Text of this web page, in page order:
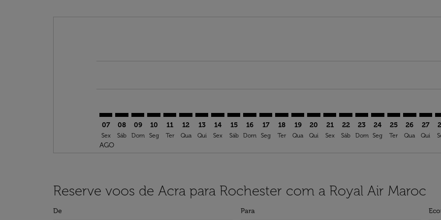
07
Sex
AGO
08
Sáb
09
Dom
10
Seg
11
Ter
12
Qua
13
Qui
14
Sex
15
Sáb
16
Dom
17
Seg
18
Ter
19
Qua
20
Qui
ACC–ROC: cmp-view-offers-
21
Sex
ACC–ROC: cmp-view-
22
Sáb
ACC–ROC: cmp-view-
23
Dom
ACC–ROC: cmp-
24
Seg
ACC–ROC:
25
Ter
26
Qua
27
Qui
Reserve voos de Acra para Rochester com a Royal Air Maroc
De Para